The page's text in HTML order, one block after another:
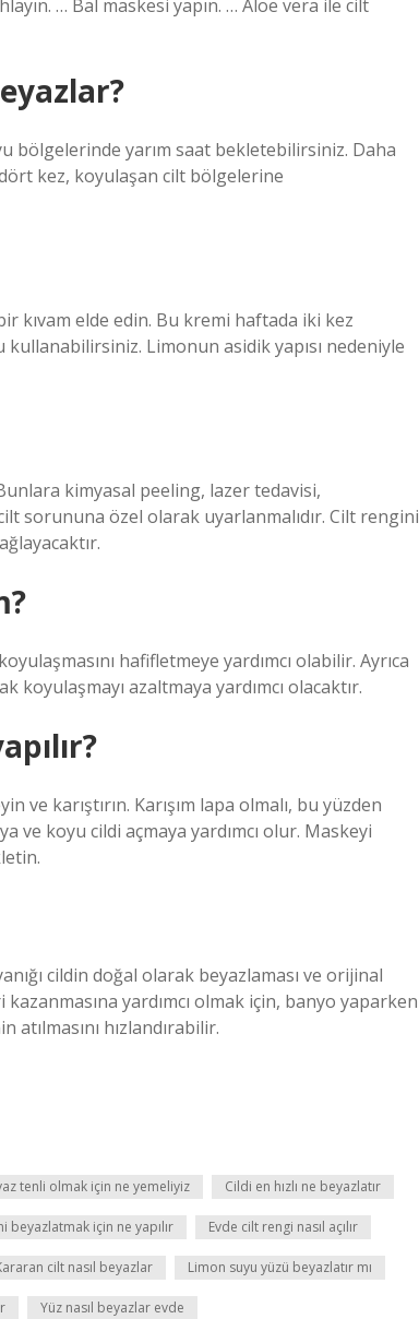
… Bal maskesi yapın. … Aloe vera ile cilt
bölgelerinde yarım saat bekletebilirsiniz. Daha
kez, koyulaşan cilt bölgelerine
kıvam elde edin. Bu kremi haftada iki kez
kullanabilirsiniz. Limonun asidik yapısı nedeniyle
kimyasal peeling, lazer tedavisi,
sorununa özel olarak uyarlanmalıdır. Cilt rengini
hafifletmeye yardımcı olabilir. Ayrıca
koyulaşmayı azaltmaya yardımcı olacaktır.
karıştırın. Karışım lapa olmalı, bu yüzden
ve koyu cildi açmaya yardımcı olur. Maskeyi
cildin doğal olarak beyazlaması ve orijinal
yardımcı olmak için, banyo yaparken
hızlandırabilir.
tenli olmak için ne yemeliyiz Cildi en hızlı ne beyazlatır
beyazlatmak için ne yapılır Evde cilt rengi nasıl açılır
cilt nasıl beyazlar Limon suyu yüzü beyazlatır mı
Yüz nasıl beyazlar evde